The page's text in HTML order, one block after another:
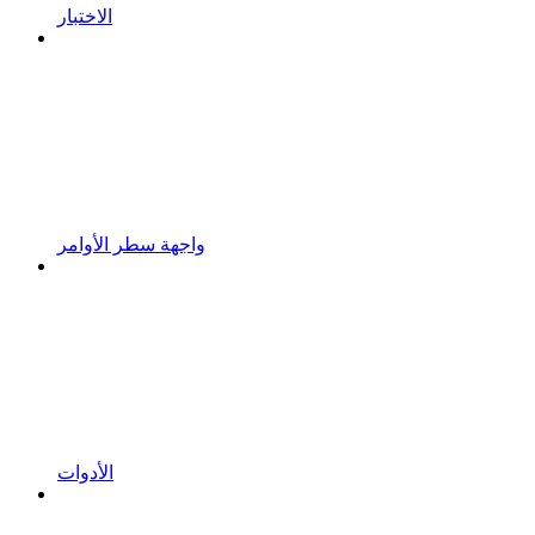
الاختبار
واجهة سطر الأوامر
الأدوات